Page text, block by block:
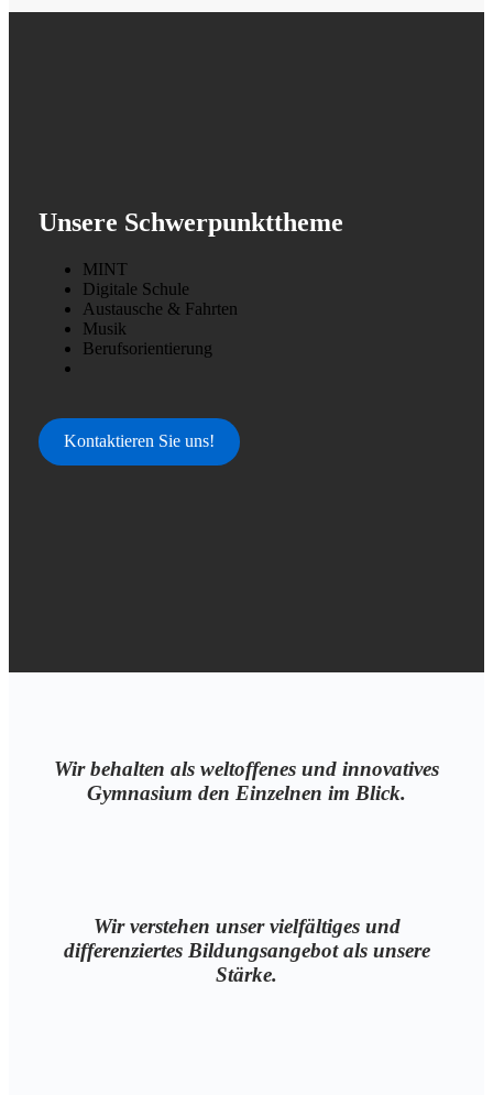
Unsere Schwerpunkttheme
MINT
Digitale Schule
Austausche & Fahrten
Musik
Berufsorientierung
Kontaktieren Sie uns!
Wir behalten als weltoffenes und innovatives
Gymnasium den Einzelnen im Blick.
Wir verstehen unser vielfältiges und
differenziertes Bildungsangebot als unsere
Stärke.